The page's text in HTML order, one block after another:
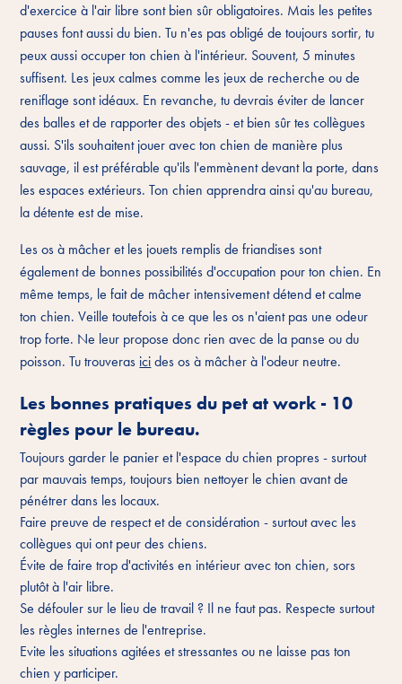
d'exercice à l'air libre sont bien sûr obligatoires. Mais les petites
pauses font aussi du bien. Tu n'es pas obligé de toujours sortir, tu
peux aussi occuper ton chien à l'intérieur. Souvent, 5 minutes
suffisent. Les jeux calmes comme les jeux de recherche ou de
reniflage sont idéaux. En revanche, tu devrais éviter de lancer
des balles et de rapporter des objets - et bien sûr tes collègues
aussi. S'ils souhaitent jouer avec ton chien de manière plus
sauvage, il est préférable qu'ils l'emmènent devant la porte, dans
les espaces extérieurs. Ton chien apprendra ainsi qu'au bureau,
la détente est de mise.
Les os à mâcher et les jouets remplis de friandises sont
également de bonnes possibilités d'occupation pour ton chien. En
même temps, le fait de mâcher intensivement détend et calme
ton chien. Veille toutefois à ce que les os n'aient pas une odeur
trop forte. Ne leur propose donc rien avec de la panse ou du
poisson. Tu trouveras icides os à mâcher à l'odeur neutre.
Les bonnes pratiques du pet at work - 10
règles pour le bureau.
Toujours garder le panier et l'espace du chien propres - surtout
par mauvais temps, toujours bien nettoyer le chien avant de
pénétrer dans les locaux.
Faire preuve de respect et de considération - surtout avec les
collègues qui ont peur des chiens.
Évite de faire trop d'activités en intérieur avec ton chien, sors
plutôt à l'air libre.
Se défouler sur le lieu de travail ? Il ne faut pas. Respecte surtout
les règles internes de l'entreprise.
Evite les situations agitées et stressantes ou ne laisse pas ton
chien y participer.